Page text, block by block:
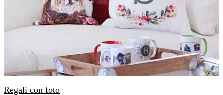
Regali con foto